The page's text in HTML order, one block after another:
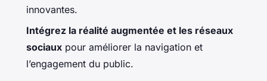
innovantes.
Intégrez la réalité augmentée et les réseaux
sociaux pour améliorer la navigation et
l’engagement du public.